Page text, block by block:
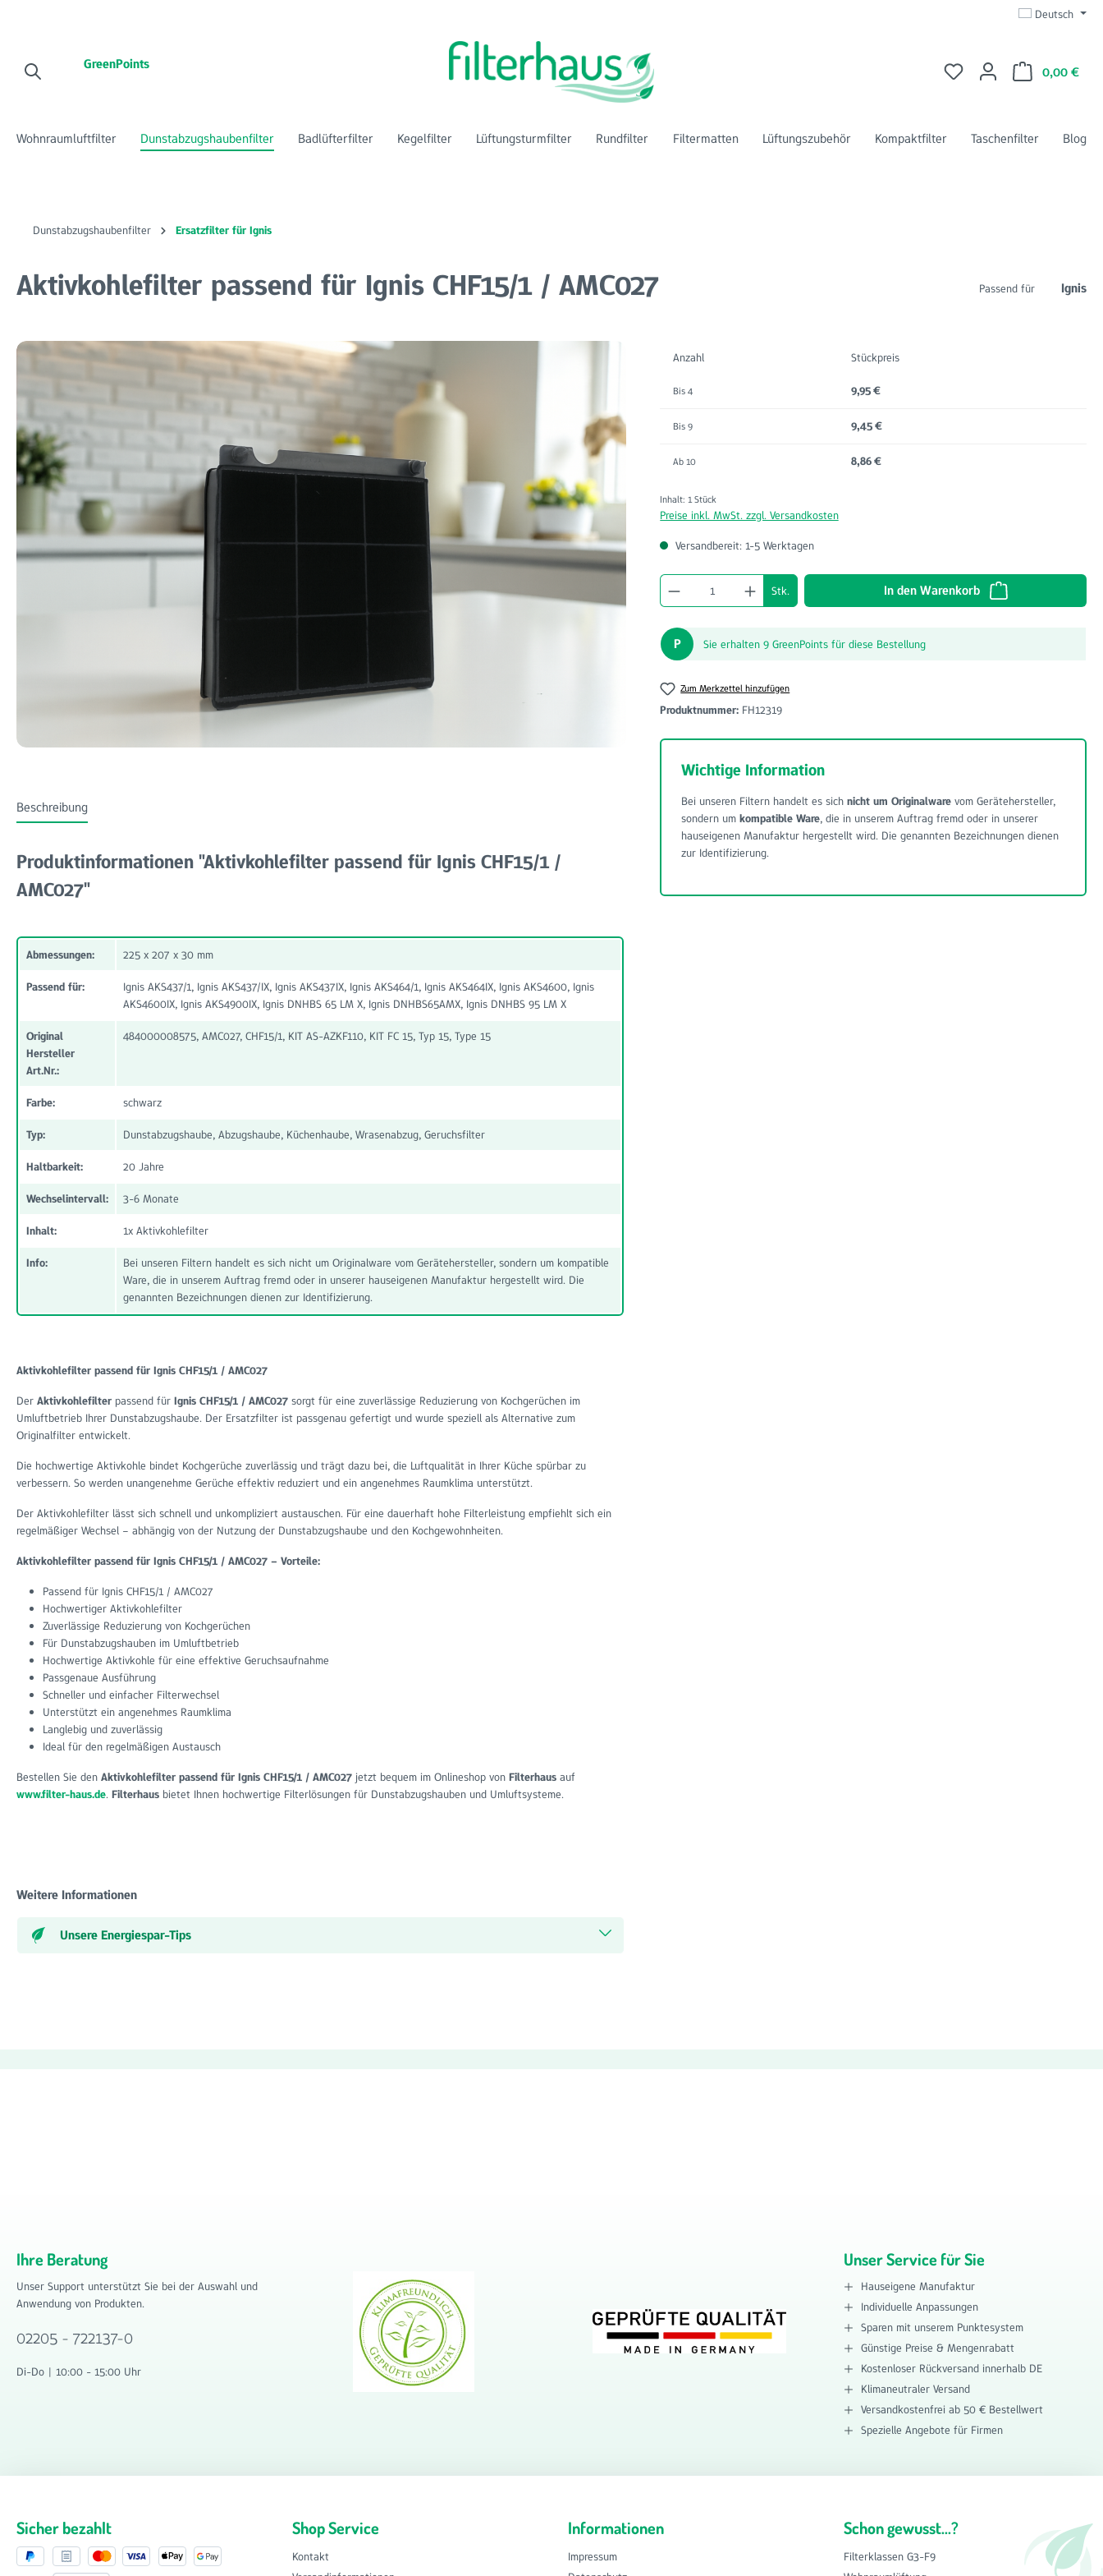
Deutsch
GreenPoints Du hast 0 Produkte auf dem
0,00 €
Wohnraumluftfilter Dunstabzugshaubenfilter Badlüfterfilter Kegelfilter Lüftungsturmfilter Rundfilter Filtermatten Lüftungszubehör Kompaktfilter Taschenfilter Blog
Dunstabzugshaubenfilter Ersatzfilter für Ignis
Aktivkohlefilter passend für Ignis CHF15/1 / AMC027 Passend für Ignis
Bildergalerie überspringen
Anzahl Stückpreis
Bis4 9,95 €
Bis9 9,45 €
Ab10 8,86 €
Inhalt: 1 Stück
Preise inkl. MwSt. zzgl. Versandkosten
Versandbereit: 1-5 Werktagen
Produkt Anzahl: Gib den gewünschten Wert ein oder
Stk. In den Warenkorb
P Sie erhalten 9 GreenPoints für diese Bestellung
Zum Merkzettel hinzufügen
Produktnummer: FH12319
Wichtige Information
Bei unseren Filtern handelt es sich nicht um Originalware vom Gerätehersteller,
sondern um kompatible Ware, die in unserem Auftrag fremd oder in unserer
hauseigenen Manufaktur hergestellt wird. Die genannten Bezeichnungen dienen
zur Identifizierung.
Beschreibung
Produktinformationen "Aktivkohlefilter passend für Ignis CHF15/1 /
AMC027"
Abmessungen: 225 x 207 x 30 mm
Passend für:
Ignis AKS437/1, Ignis AKS437/IX, Ignis AKS437IX, Ignis AKS464/1, Ignis AKS464IX, Ignis AKS4600, Ignis
AKS4600IX, Ignis AKS4900IX, Ignis DNHBS 65 LM X, Ignis DNHBS65AMX, Ignis DNHBS 95 LM X
Original
Hersteller
Art.Nr.:
484000008575, AMC027, CHF15/1, KIT AS-AZKF110, KIT FC 15, Typ 15, Type 15
Farbe: schwarz
Typ: Dunstabzugshaube, Abzugshaube, Küchenhaube, Wrasenabzug, Geruchsfilter
Haltbarkeit: 20 Jahre
Wechselintervall: 3-6 Monate
Inhalt: 1x Aktivkohlefilter
Info:
Bei unseren Filtern handelt es sich nicht um Originalware vom Gerätehersteller, sondern um kompatible
Ware, die in unserem Auftrag fremd oder in unserer hauseigenen Manufaktur hergestellt wird. Die
genannten Bezeichnungen dienen zur Identifizierung.
Aktivkohlefilter passend für Ignis CHF15/1 / AMC027
Der Aktivkohlefilter passend für Ignis CHF15/1 / AMC027 sorgt für eine zuverlässige Reduzierung von Kochgerüchen im
Umluftbetrieb Ihrer Dunstabzugshaube. Der Ersatzfilter ist passgenau gefertigt und wurde speziell als Alternative zum
Originalfilter entwickelt.
Die hochwertige Aktivkohle bindet Kochgerüche zuverlässig und trägt dazu bei, die Luftqualität in Ihrer Küche spürbar zu
verbessern. So werden unangenehme Gerüche effektiv reduziert und ein angenehmes Raumklima unterstützt.
Der Aktivkohlefilter lässt sich schnell und unkompliziert austauschen. Für eine dauerhaft hohe Filterleistung empfiehlt sich ein
regelmäßiger Wechsel – abhängig von der Nutzung der Dunstabzugshaube und den Kochgewohnheiten.
Aktivkohlefilter passend für Ignis CHF15/1 / AMC027 – Vorteile:
Passend für Ignis CHF15/1 / AMC027
Hochwertiger Aktivkohlefilter
Zuverlässige Reduzierung von Kochgerüchen
Für Dunstabzugshauben im Umluftbetrieb
Hochwertige Aktivkohle für eine effektive Geruchsaufnahme
Passgenaue Ausführung
Schneller und einfacher Filterwechsel
Unterstützt ein angenehmes Raumklima
Langlebig und zuverlässig
Ideal für den regelmäßigen Austausch
Bestellen Sie den Aktivkohlefilter passend für Ignis CHF15/1 / AMC027 jetzt bequem im Onlineshop von Filterhaus auf
www.filter-haus.de. Filterhaus bietet Ihnen hochwertige Filterlösungen für Dunstabzugshauben und Umluftsysteme.
Weitere Informationen
Unsere Energiespar-Tips
Ihre Beratung
Unser Support unterstützt Sie bei der Auswahl und
Anwendung von Produkten.
02205 - 722137-0
Di-Do | 10:00 - 15:00 Uhr
Unser Service für Sie
Hauseigene Manufaktur
Individuelle Anpassungen
Sparen mit unserem Punktesystem
Günstige Preise & Mengenrabatt
Kostenloser Rückversand innerhalb DE
Klimaneutraler Versand
Versandkostenfrei ab 50 € Bestellwert
Spezielle Angebote für Firmen
Sicher bezahlt Shop Service
Kontakt
Informationen
Impressum
Schon gewusst...?
Filterklassen G3-F9